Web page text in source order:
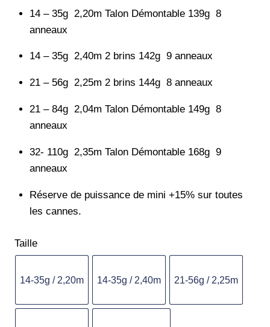
251,95€
14 – 35g 2,20m Talon Démontable 139g 8
anneaux
14 – 35g 2,40m 2 brins 142g 9 anneaux
21 – 56g 2,25m 2 brins 144g 8 anneaux
21 – 84g 2,04m Talon Démontable 149g 8
anneaux
32- 110g 2,35m Talon Démontable 168g 9
anneaux
Réserve de puissance de mini +15% sur toutes
les cannes.
Taille
14-35g / 2,20m 14-35g / 2,40m 21-56g / 2,25m